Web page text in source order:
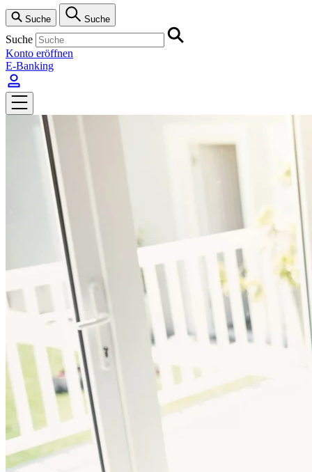
Suche Suche
Suche
Konto eröffnen
E-Banking